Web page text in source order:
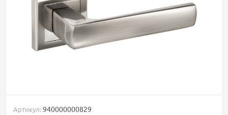
Артикул: 940000000829